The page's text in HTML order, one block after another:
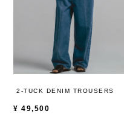
2-TUCK DENIM TROUSERS
¥ 49,500